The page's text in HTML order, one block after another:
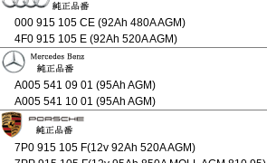
000 915 105 CE (92Ah 480A AGM)
4F0 915 105 E (92Ah 520A AGM)
A005 541 09 01 (95Ah AGM)
A005 541 10 01 (95Ah AGM)
7P0 915 105 F(12v 92Ah 520A AGM)